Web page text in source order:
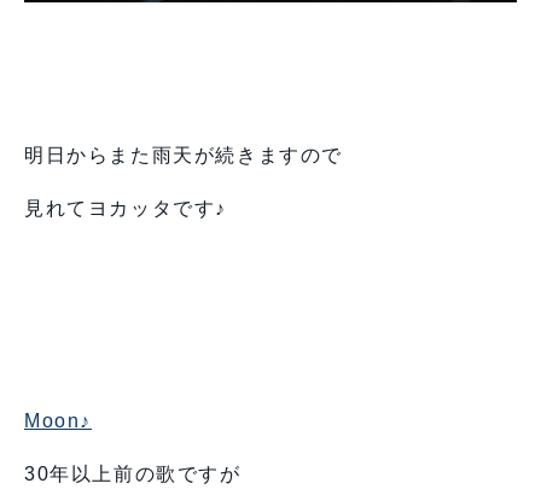
明日からまた雨天が続きますので
見れてヨカッタです♪
Moon♪
30年以上前の歌ですが